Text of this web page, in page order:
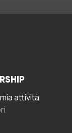
attività